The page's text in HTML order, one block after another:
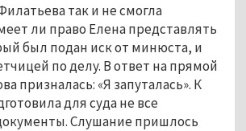
так и не смогла
ли право Елена представлять
был подан иск от минюста, и
по делу. В ответ на прямой
призналась: «Я запуталась». К
для суда не все
Слушание пришлось